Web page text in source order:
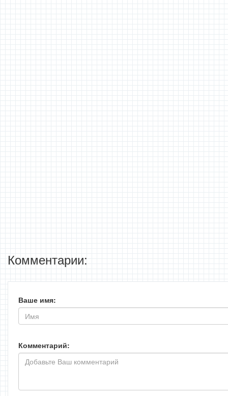
Комментарии:
Ваше имя:
Комментарий: